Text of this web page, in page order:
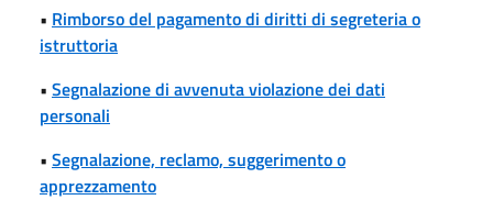
• Rimborso del pagamento di diritti di segreteria o
istruttoria
• Segnalazione di avvenuta violazione dei dati
personali
• Segnalazione, reclamo, suggerimento o
apprezzamento